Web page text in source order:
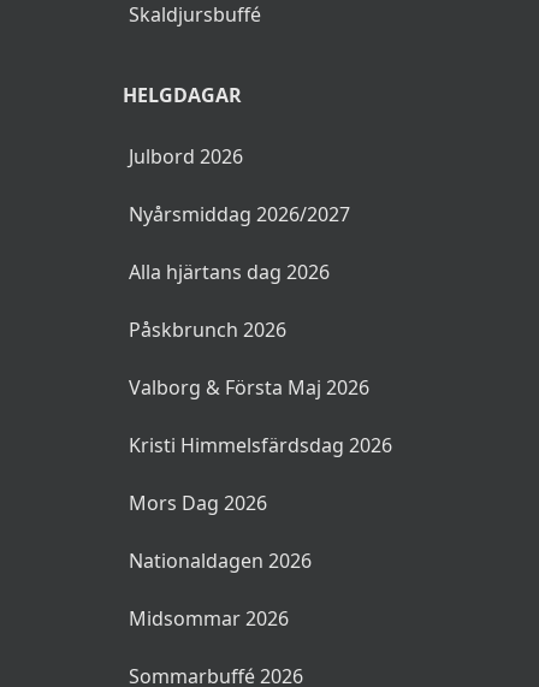
Skaldjursbuffé
HELGDAGAR
Julbord 2026
Nyårsmiddag 2026/2027
Alla hjärtans dag 2026
Påskbrunch 2026
Valborg & Första Maj 2026
Kristi Himmelsfärdsdag 2026
Mors Dag 2026
Nationaldagen 2026
Midsommar 2026
Sommarbuffé 2026